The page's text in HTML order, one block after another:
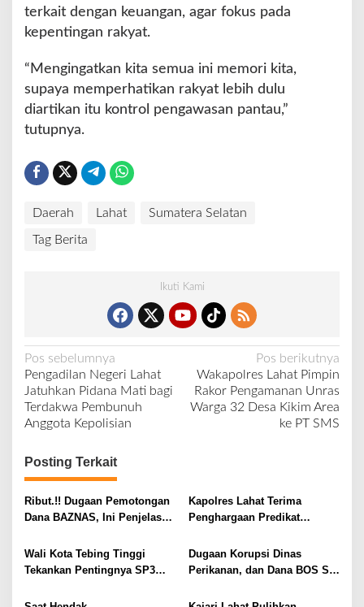
terkait dengan keuangan, agar fokus pada
kepentingan rakyat.
“Mengingatkan kita semua ini memori kita,
supaya memperhatikan rakyat lebih dulu
diartikan itu kontrol pengawasan pantau,”
tutupnya.
Daerah Lahat Sumatera Selatan
Tag Berita
Ikuti Kami
N
a
v
i
g
a
s
i
p
o
Pos sebelumnya
Pengadilan Negeri Lahat
Jatuhkan Pidana Mati bagi
Terdakwa Pembunuh
Anggota Kepolisian
Pos berikutnya
Wakapolres Lahat Pimpin
Rakor Pengamanan Unras
Warga 32 Desa Kikim Area
ke PT SMS
Posting Terkait
Ribut.!! Dugaan Pemotongan
Dana BAZNAS, Ini Penjelasan
Kapolres Lahat Terima
Penghargaan Predikat
Sumsel Tahun 2026
Wali Kota Tebing Tinggi
Tekankan Pentingnya SP3
Dugaan Korupsi Dinas
Perikanan, dan Dana BOS SD
Terus Dipertajam Kajari Lahat